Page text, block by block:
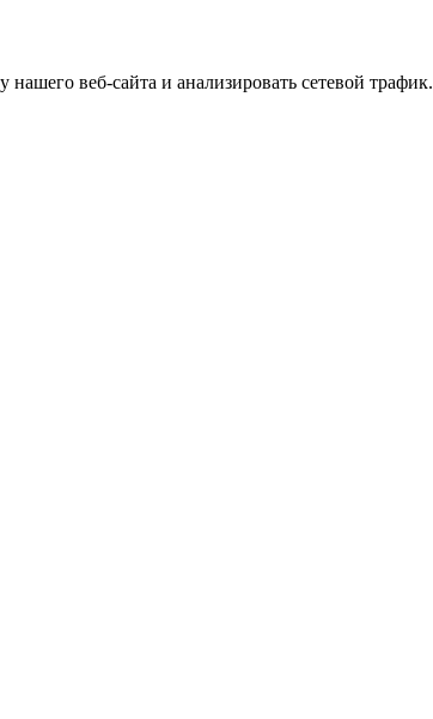
веб-сайта и анализировать сетевой трафик.